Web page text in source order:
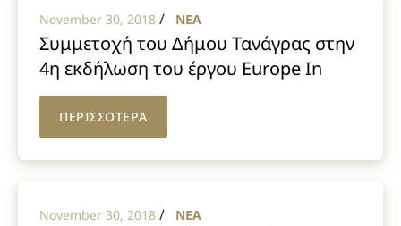
November 30, 2018 / NEA
Συμμετοχή του Δήμου Τανάγρας στην
4η εκδήλωση του έργου Europe In
Question – EIQ στην Πορτογαλία
ΠΕΡΙΣΣΟΤΕΡΑ
November 30, 2018 / NEA